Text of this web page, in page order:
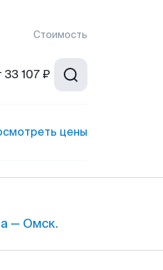
Стоимость
33 107 ₽
цены
— Омск.